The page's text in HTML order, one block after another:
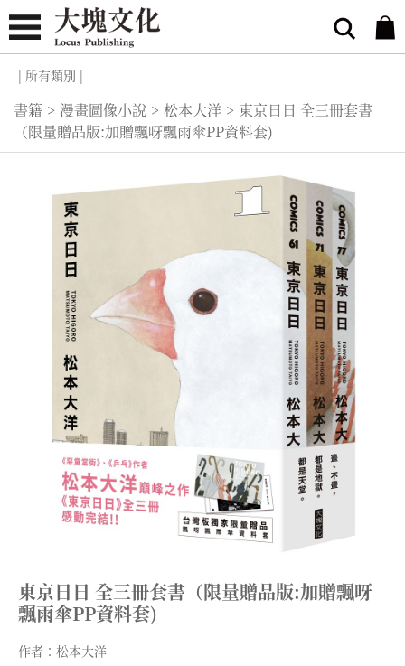
| 所有類別 |
書籍 > 漫畫圖像小說 > 松本大洋 > 東京日日 全三冊套書
（限量贈品版:加贈飄呀飄雨傘PP資料套)
東京日日 全三冊套書（限量贈品版:加贈飄呀
飄雨傘PP資料套)
作者：松本大洋